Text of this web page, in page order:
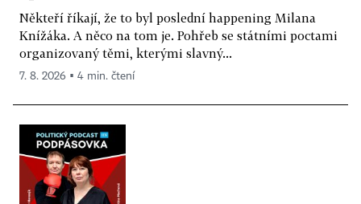
Někteří říkají, že to byl poslední happening Milana
Knížáka. A něco na tom je. Pohřeb se státními poctami
organizovaný těmi, kterými slavný...
7. 8. 2026 ▪ 4 min. čtení